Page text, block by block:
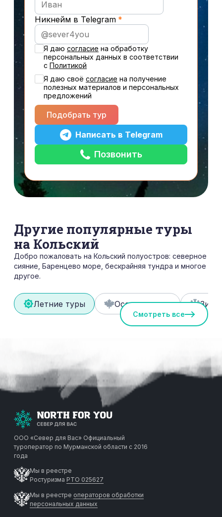
29/08 Лето
Новогодние туры
Никнейм в Telegram
Я даю согласие на обработку
персональных данных в соответствии
с Политикой
Я даю своё cогласие на получение
полезных материалов и персональных
предложений
Подобрать тур
Написать в Telegram
Позвонить
Другие популярные туры
на Кольский
Добро пожаловать на Кольский полуостров: северное
сияние, Баренцево море, бескрайняя тундра и многое
другое.
Летние туры Осенние туры
Смотреть все
ООО «Север для Вас» Официальный
туроператор по Мурманской области с 2016
года
Мы в реестре
Ростуризма РТО 025627
Мы в реестре операторов обработки
персональных данных